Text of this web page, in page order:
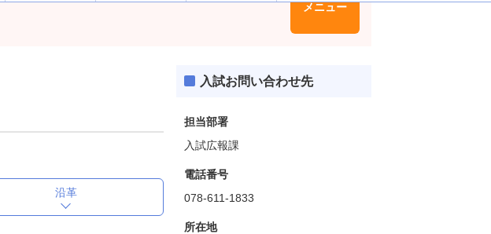
メニュー
沿革
入試お問い合わせ先
担当部署
入試広報課
電話番号
078-611-1833
所在地